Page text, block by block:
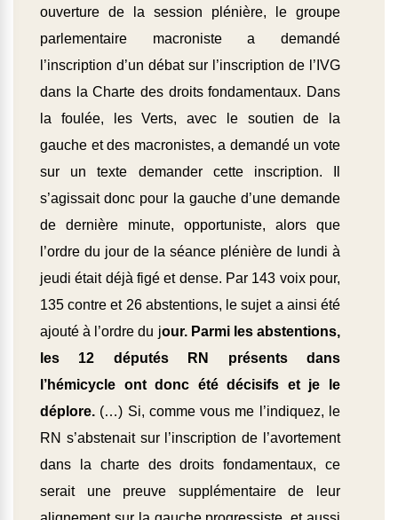
ouverture de la session plénière, le groupe
parlementaire macroniste a demandé
l’inscription d’un débat sur l’inscription de l’IVG
dans la Charte des droits fondamentaux. Dans
la foulée, les Verts, avec le soutien de la
gauche et des macronistes, a demandé un vote
sur un texte demander cette inscription. Il
s’agissait donc pour la gauche d’une demande
de dernière minute, opportuniste, alors que
l’ordre du jour de la séance plénière de lundi à
jeudi était déjà figé et dense. Par 143 voix pour,
135 contre et 26 abstentions, le sujet a ainsi été
ajouté à l’ordre du jour. Parmi les abstentions,
les 12 députés RN présents dans
l’hémicycle ont donc été décisifs et je le
déplore. (…) Si, comme vous me l’indiquez, le
RN s’abstenait sur l’inscription de l’avortement
dans la charte des droits fondamentaux, ce
serait une preuve supplémentaire de leur